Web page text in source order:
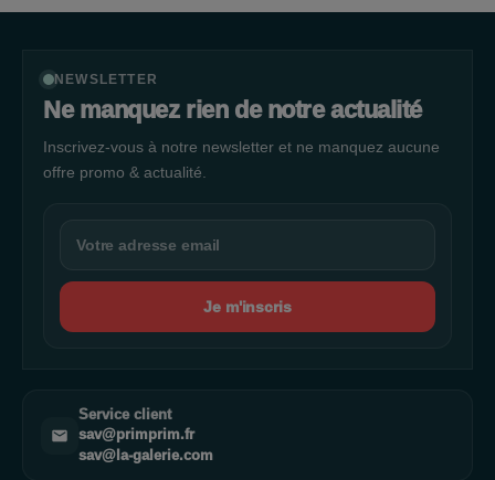
NEWSLETTER
Ne manquez rien de notre actualité
Inscrivez-vous à notre newsletter et ne manquez aucune
offre promo & actualité.
Je m'inscris
Service client
sav@primprim.fr
sav@la-galerie.com